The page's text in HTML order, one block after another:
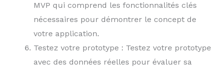
MVP qui comprend les fonctionnalités clés
nécessaires pour démontrer le concept de
votre application.
Testez votre prototype : Testez votre prototype
avec des données réelles pour évaluer sa